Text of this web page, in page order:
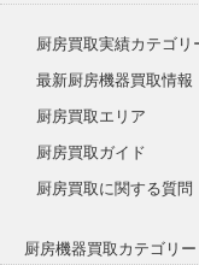
厨房買取実績カテゴリ
最新厨房機器買取情報
厨房買取エリア
厨房買取ガイド
厨房買取に関する質問
厨房機器買取カテゴリー